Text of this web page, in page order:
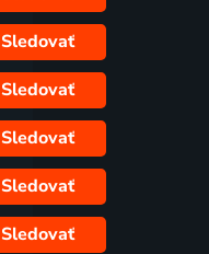
Sledovať
Sledovať
Sledovať
Sledovať
Sledovať